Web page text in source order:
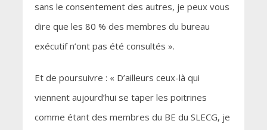
sans le consentement des autres, je peux vous
dire que les 80 % des membres du bureau
exécutif n’ont pas été consultés ».
Et de poursuivre : « D’ailleurs ceux-là qui
viennent aujourd’hui se taper les poitrines
comme étant des membres du BE du SLECG, je